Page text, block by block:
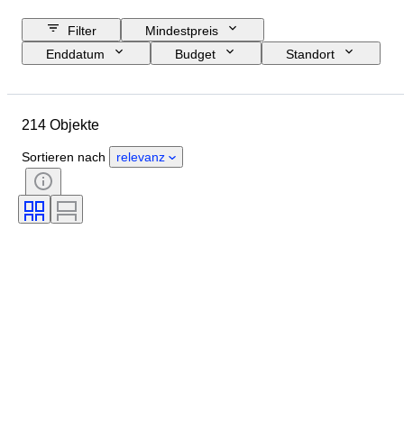
Filter
Mindestpreis
Enddatum
Budget
Standort
Material
Periode
Zertifikat
Stil
Unterschrift
Original/Nachbau
214 Objekte
Sortieren nach relevanz